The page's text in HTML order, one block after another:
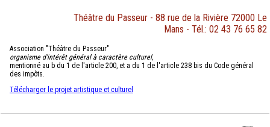
Théâtre du Passeur - 88 rue de la Rivière 72000 Le
Mans - Tél.: 02 43 76 65 82
Association "Théâtre du Passeur"
organisme d'intérêt général à caractère culturel,
mentionné au b du 1 de l'article 200, et a du 1 de l'article 238 bis du Code général
des impôts.
Télécharger le projet artistique et culturel